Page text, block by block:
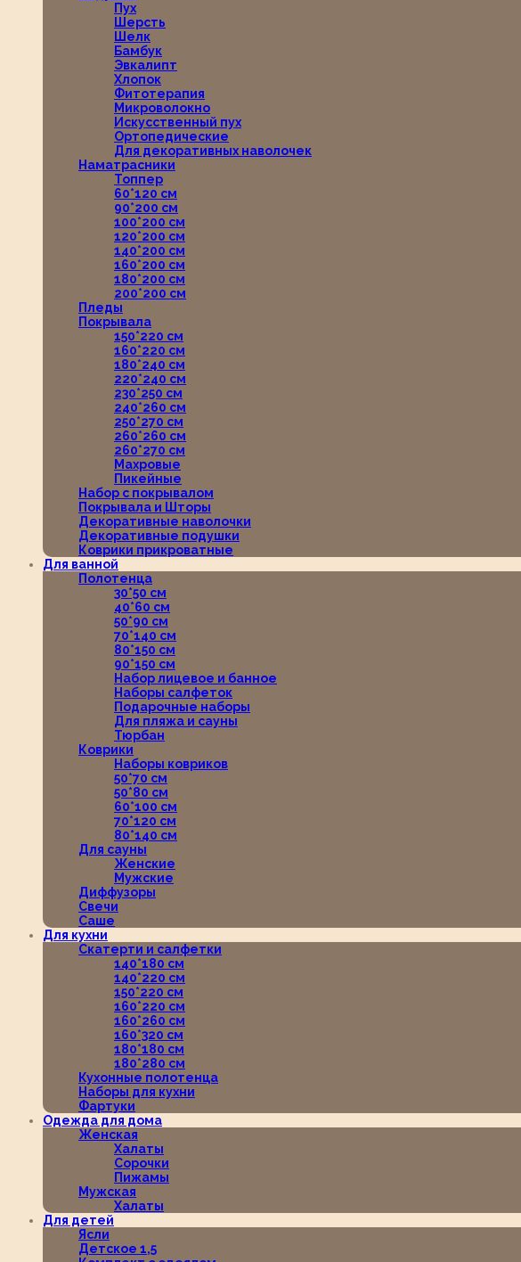
Пух
Шерсть
Шелк
Бамбук
Эвкалипт
Хлопок
Фитотерапия
Микроволокно
Искусственный пух
Ортопедические
Для декоративных наволочек
Наматрасники
Топпер
60*120 см
90*200 см
100*200 см
120*200 см
140*200 см
160*200 см
180*200 см
200*200 см
Пледы
Покрывала
150*220 см
160*220 см
180*240 см
220*240 см
230*250 см
240*260 см
250*270 см
260*260 см
260*270 см
Махровые
Пикейные
Набор с покрывалом
Покрывала и Шторы
Декоративные наволочки
Декоративные подушки
Коврики прикроватные
Для ванной
Полотенца
30*50 см
40*60 см
50*90 см
70*140 см
80*150 см
90*150 см
Набор лицевое и банное
Наборы салфеток
Подарочные наборы
Для пляжа и сауны
Тюрбан
Коврики
Наборы ковриков
50*70 см
50*80 см
60*100 см
70*120 см
80*140 см
Для сауны
Женские
Мужские
Диффузоры
Свечи
Саше
Для кухни
Скатерти и салфетки
140*180 см
140*220 см
150*220 см
160*220 см
160*260 см
160*320 см
180*180 см
180*280 см
Кухонные полотенца
Наборы для кухни
Фартуки
Одежда для дома
Женская
Халаты
Сорочки
Пижамы
Мужская
Халаты
Для детей
Ясли
Детское 1,5